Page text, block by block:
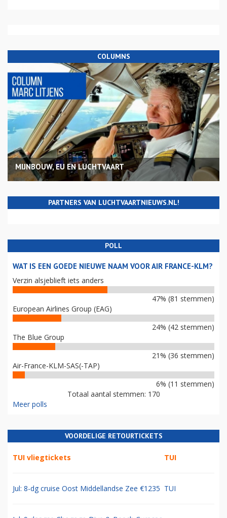
COLUMNS
MIJNBOUW, EU EN LUCHTVAART
PARTNERS VAN LUCHTVAARTNIEUWS.NL!
POLL
WAT IS EEN GOEDE NIEUWE NAAM VOOR AIR FRANCE-KLM?
Verzin alsjeblieft iets anders
47% (81 stemmen)
European Airlines Group (EAG)
24% (42 stemmen)
The Blue Group
21% (36 stemmen)
Air-France-KLM-SAS(-TAP)
6% (11 stemmen)
Totaal aantal stemmen: 170
Meer polls
VOORDELIGE RETOURTICKETS
TUI vliegtickets TUI
Jul: 8-dg cruise Oost Middellandse Zee €1235 TUI